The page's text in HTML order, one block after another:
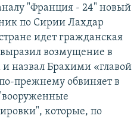
"Франция - 24" новый
по Сирии Лахдар
идет гражданская
возмущение в
назвал Брахими «главой
прежнему обвиняет в
которые, по